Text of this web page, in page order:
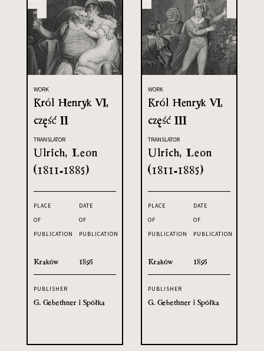
WORK
Król Henryk VI,
część II
TRANSLATOR
Ulrich, Leon
(1811-1885)
PLACE
OF
PUBLICATION
Kraków
DATE
OF
PUBLICATION
1895
PUBLISHER
G. Gebethner i Spółka
WORK
Król Henryk VI,
część III
TRANSLATOR
Ulrich, Leon
(1811-1885)
PLACE
OF
PUBLICATION
Kraków
DATE
OF
PUBLICATION
1895
PUBLISHER
G. Gebethner i Spółka